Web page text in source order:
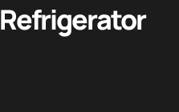
Refrigerator